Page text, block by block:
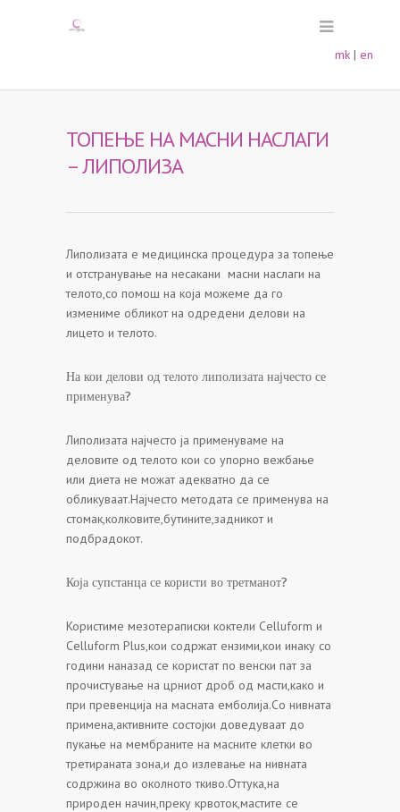
mk | en
ТОПЕЊЕ НА МАСНИ НАСЛАГИ
– ЛИПОЛИЗА
Липолизата е медицинска процедура за топење
и отстранување на несакани масни наслаги на
телото,со помош на која можеме да го
измениме обликот на одредени делови на
лицето и телото.
На кои делови од телото липолизата најчесто се
применува?
Липолизата најчесто ја применуваме на
деловите од телото кои со упорно вежбање
или диета не можат адекватно да се
обликуваат.Најчесто методата се применува на
стомак,колковите,бутините,задникот и
подбрадокот.
Која супстанца се користи во третманот?
Користиме мезотераписки коктели Celluform и
Celluform Plus,кои содржат ензими,кои инаку со
години наназад се користат по венски пат за
прочистување на црниот дроб од масти,како и
при превенција на масната емболија.Со нивната
примена,активните состојки доведуваат до
пукање на мембраните на масните клетки во
третираната зона,и до излевање на нивната
содржина во околното ткиво.Оттука,на
природен начин,преку крвоток,мастите се